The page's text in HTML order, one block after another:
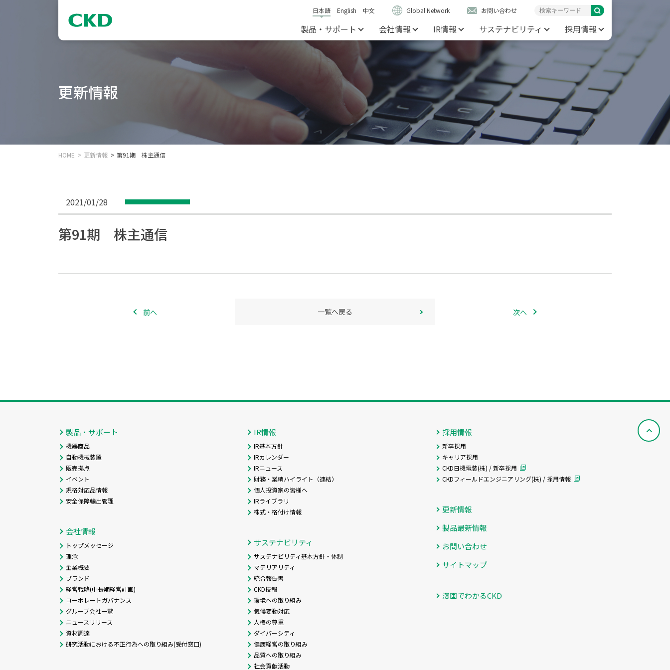
日本語 English 中文 Global Network お問い合わせ
製品・サポート 会社情報 IR情報 サステナビリティ 採用情報
更新情報
HOME 更新情報 第91期 株主通信
2021/01/28
第91期 株主通信
前へ 次へ
一覧へ戻る
製品・サポート
機器商品
自動機械装置
販売拠点
イベント
規格対応品情報
安全保障輸出管理
会社情報
トップメッセージ
理念
企業概要
ブランド
経営戦略(中長期経営計画)
コーポレートガバナンス
グループ会社一覧
ニュースリリース
資材調達
研究活動における不正行為への取り組み(受付窓口)
IR情報
IR基本方針
IRカレンダー
IRニュース
財務・業績ハイライト（連結）
個人投資家の皆様へ
IRライブラリ
株式・格付け情報
サステナビリティ
サステナビリティ基本方針・体制
マテリアリティ
統合報告書
CKD技報
環境への取り組み
気候変動対応
人権の尊重
ダイバーシティ
健康経営の取り組み
品質への取り組み
社会貢献活動
採用情報
新卒採用
キャリア採用
CKD日機電装(株) / 新卒採用
CKDフィールドエンジニアリング(株) / 採用情報
更新情報
製品最新情報
お問い合わせ
サイトマップ
漫画でわかるCKD